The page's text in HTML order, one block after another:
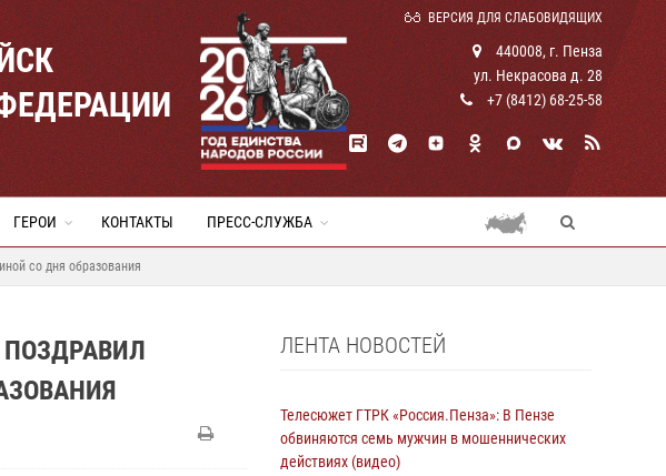
ВЕРСИЯ ДЛЯ СЛАБОВИДЯЩИХ
440008, г. Пенза
ул. Некрасова д. 28
+7 (8412) 68-25-58
ГЕРОИ КОНТАКТЫ ПРЕСС-СЛУЖБА
со дня образования
ЛЕНТА НОВОСТЕЙ
Телесюжет ГТРК «Россия.Пенза»: В Пензе
обвиняются семь мужчин в мошеннических
действиях (видео)